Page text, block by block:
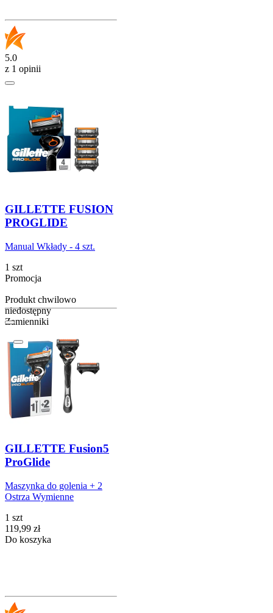
5.0
z 1 opinii
GILLETTE FUSION
PROGLIDE
Manual Wkłady - 4 szt.
1 szt
Promocja
Produkt chwilowo
niedostępny
Zamienniki
GILLETTE Fusion5
ProGlide
Maszynka do golenia + 2
Ostrza Wymienne
1 szt
Cena
119,99 zł
Do koszyka